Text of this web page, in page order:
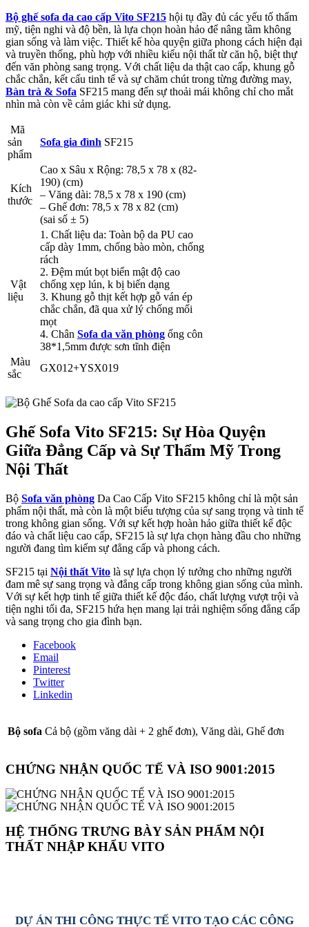
Bộ ghế sofa da cao cấp Vito SF215 hội tụ đầy đủ các yếu tố thẩm
mỹ, tiện nghi và độ bền, là lựa chọn hoàn hảo để nâng tầm không
gian sống và làm việc. Thiết kế hòa quyện giữa phong cách hiện đại
và truyền thống, phù hợp với nhiều kiểu nội thất từ căn hộ, biệt thự
đến văn phòng sang trọng. Với chất liệu da thật cao cấp, khung gỗ
chắc chắn, kết cấu tinh tế và sự chăm chút trong từng đường may,
Bàn trà & Sofa SF215 mang đến sự thoải mái không chỉ cho mắt
nhìn mà còn về cảm giác khi sử dụng.
Mã
sản
phẩm
Sofa gia đình SF215
Kích
thước
Cao x Sâu x Rộng: 78,5 x 78 x (82-
190) (cm)
– Văng dài: 78,5 x 78 x 190 (cm)
– Ghế đơn: 78,5 x 78 x 82 (cm)
(sai số ± 5)
Vật
liệu
1. Chất liệu da: Toàn bộ da PU cao
cấp dày 1mm, chống bào mòn, chống
rách
2. Đệm mút bọt biển mật độ cao
chống xẹp lún, k bị biến dạng
3. Khung gỗ thịt kết hợp gỗ ván ép
chắc chắn, đã qua xử lý chống mối
mọt
4. Chân Sofa da văn phòng ống côn
38*1,5mm được sơn tĩnh điện
Màu
sắc
GX012+YSX019
Ghế Sofa Vito SF215: Sự Hòa Quyện
Giữa Đẳng Cấp và Sự Thẩm Mỹ Trong
Nội Thất
Bộ Sofa văn phòng Da Cao Cấp Vito SF215 không chỉ là một sản
phẩm nội thất, mà còn là một biểu tượng của sự sang trọng và tinh tế
trong không gian sống. Với sự kết hợp hoàn hảo giữa thiết kế độc
đáo và chất liệu cao cấp, SF215 là sự lựa chọn hàng đầu cho những
người đang tìm kiếm sự đẳng cấp và phong cách.
SF215 tại Nội thất Vito là sự lựa chọn lý tưởng cho những người
đam mê sự sang trọng và đẳng cấp trong không gian sống của mình.
Với sự kết hợp tinh tế giữa thiết kế độc đáo, chất lượng vượt trội và
tiện nghi tối đa, SF215 hứa hẹn mang lại trải nghiệm sống đẳng cấp
và sang trọng cho gia đình bạn.
Facebook
Email
Pinterest
Twitter
Linkedin
Bộ sofa Cả bộ (gồm văng dài + 2 ghế đơn), Văng dài, Ghế đơn
CHỨNG NHẬN QUỐC TẾ VÀ ISO 9001:2015
HỆ THỐNG TRƯNG BÀY SẢN PHẨM NỘI
THẤT NHẬP KHẨU VITO
DỰ ÁN THI CÔNG THỰC TẾ VITO TẠO CÁC CÔNG